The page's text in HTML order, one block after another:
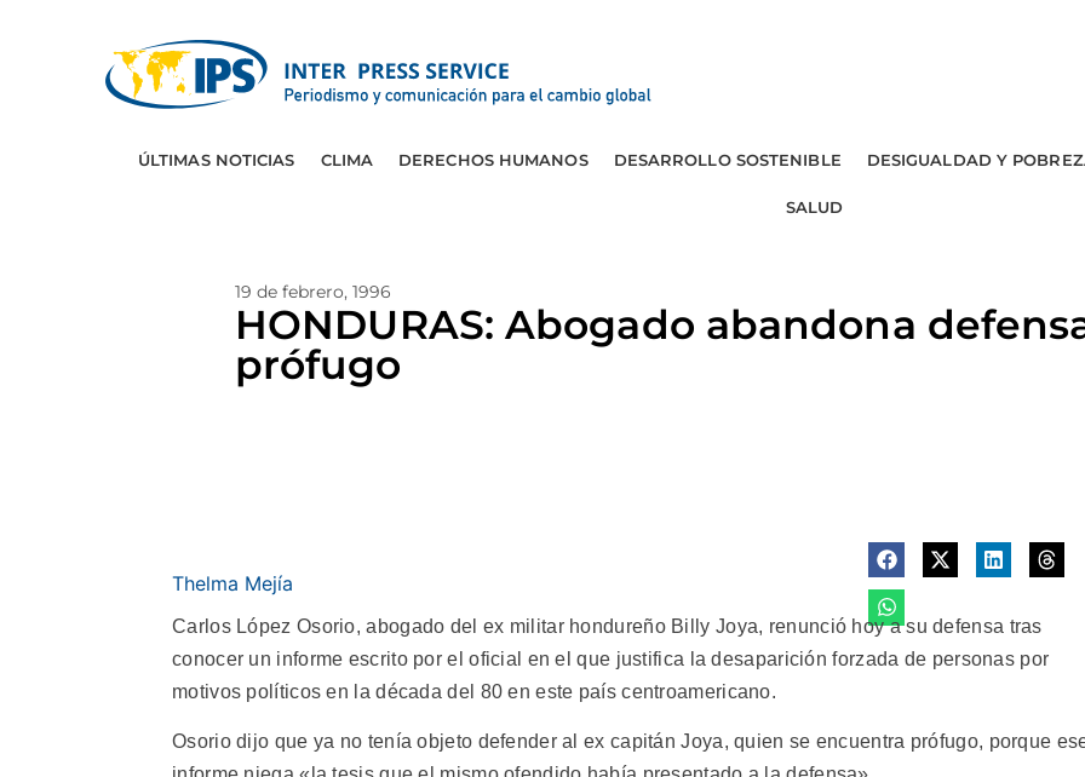
ÚLTIMAS NOTICIAS CLIMA DERECHOS HUMANOS DESARROLLO SOSTENIBLE DESIGUALDAD Y
SALUD
19 de febrero, 1996
HONDURAS: Abogado abandona
prófugo
Thelma Mejía
Carlos López Osorio, abogado del ex militar hondureño Billy Joya, renunció hoy a su defensa tras
conocer un informe escrito por el oficial en el que justifica la desaparición forzada de personas por
motivos políticos en la década del 80 en este país centroamericano.
Osorio dijo que ya no tenía objeto defender al ex capitán Joya, quien se encuentra prófugo, porque